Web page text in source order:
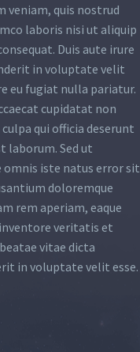
veniam, quis nostrud
laboris nisi ut aliquip
Duis aute irure
in voluptate velit
eu fugiat nulla pariatur.
cupidatat non
qui officia deserunt
laborum. Sed ut
omnis iste natus error sit
doloremque
rem aperiam, eaque
veritatis et
vitae dicta
in voluptate velit esse.